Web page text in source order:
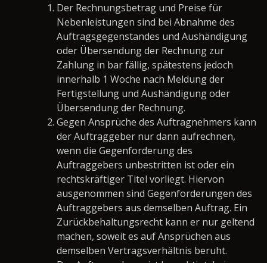
Der Rechnungsbetrag und Preise für
Nebenleistungen sind bei Abnahme des
Auftragsgegenstandes und Aushändigung
oder Übersendung der Rechnung zur
Zahlung in bar fällig, spätestens jedoch
innerhalb 1 Woche nach Meldung der
Fertigstellung und Aushändigung oder
Übersendung der Rechnung.
Gegen Ansprüche des Auftragnehmers kann
der Auftraggeber nur dann aufrechnen,
wenn die Gegenforderung des
Auftraggebers unbestritten ist oder ein
rechtskräftiger Titel vorliegt. Hiervon
ausgenommen sind Gegenforderungen des
Auftraggebers aus demselben Auftrag. Ein
Zurückbehaltungsrecht kann er nur geltend
machen, soweit es auf Ansprüchen aus
demselben Vertragsverhältnis beruht.